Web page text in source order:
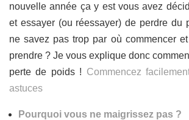
nouvelle année ça y est vous avez
et essayer (ou réessayer) de perdre du
ne savez pas trop par où commencer
prendre ? Je vous explique donc
perte de poids ! Commencez
astuces
Pourquoi vous ne maigrissez pas ?